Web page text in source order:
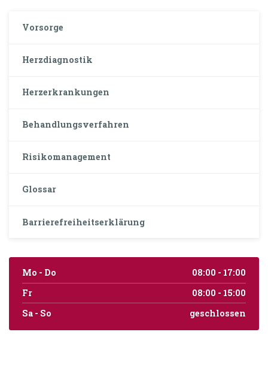
Vorsorge
Herzdiagnostik
Herzerkrankungen
Behandlungsverfahren
Risikomanagement
Glossar
Barrierefreiheitserklärung
Mo - Do
08:00 - 17:00
Fr
08:00 - 15:00
Sa - So
geschlossen